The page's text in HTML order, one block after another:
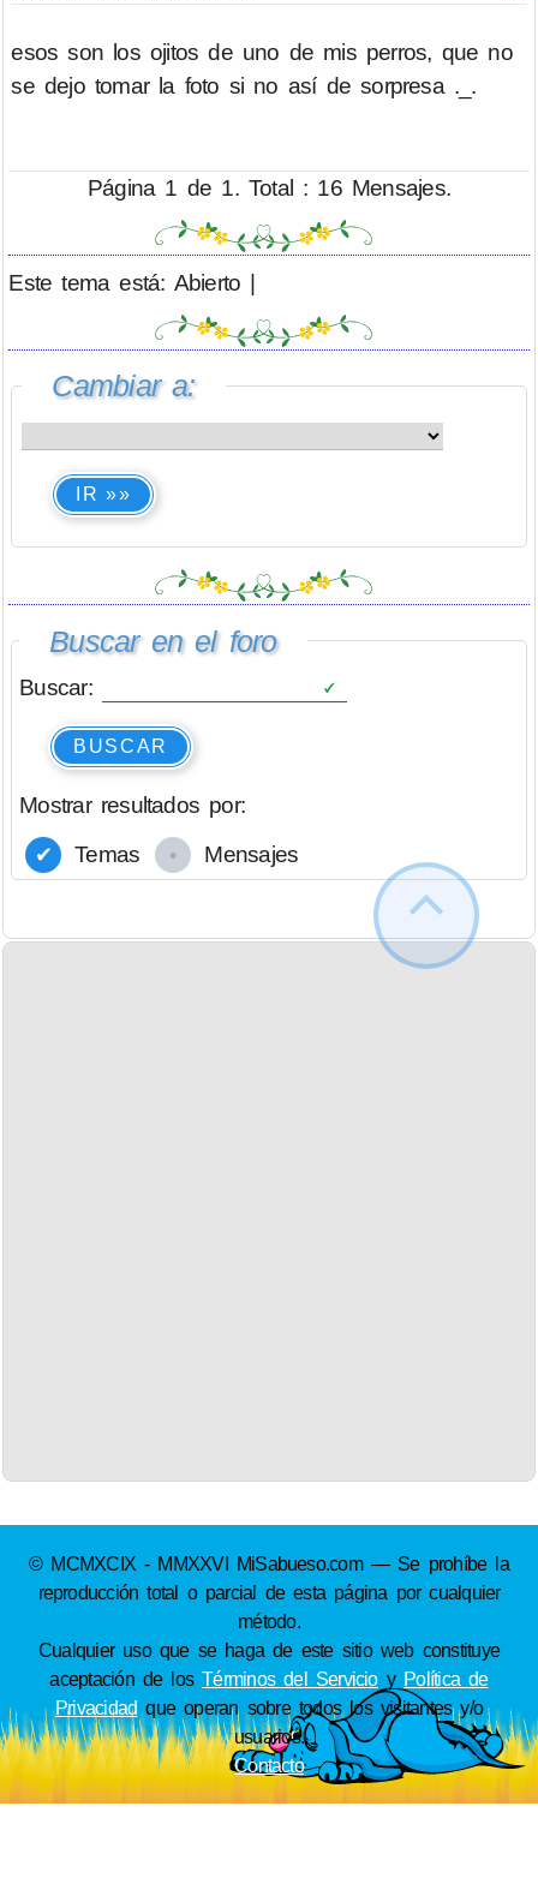
esos son los ojitos de uno de mis perros, que no
se dejo tomar la foto si no así de sorpresa ._.
Página 1 de 1. Total : 16 Mensajes.
Este tema está: Abierto |
Cambiar a:
IR »»
Buscar en el foro
Buscar:
BUSCAR
Mostrar resultados por:
Temas
Mensajes
© MCMXCIX - MMXXVI MiSabueso.com — Se prohíbe la
reproducción total o parcial de esta página por cualquier
método.
Cualquier uso que se haga de este sitio web constituye
aceptación de losTérminos del Servicioy Política de
Privacidad que operan sobre todos los visitantes y/o
usuarios.
Contacto